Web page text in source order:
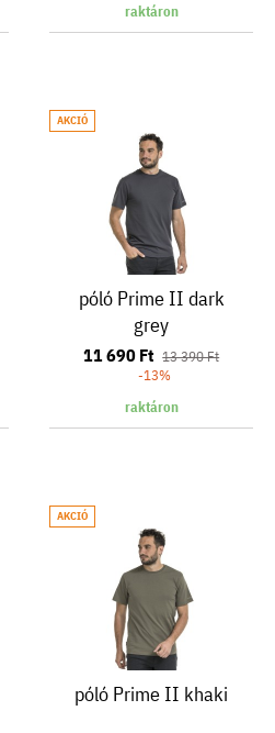
raktáron
AKCIÓ
póló Prime II dark
grey
11 690 Ft 13 390 Ft
-13%
raktáron
AKCIÓ
póló Prime II khaki